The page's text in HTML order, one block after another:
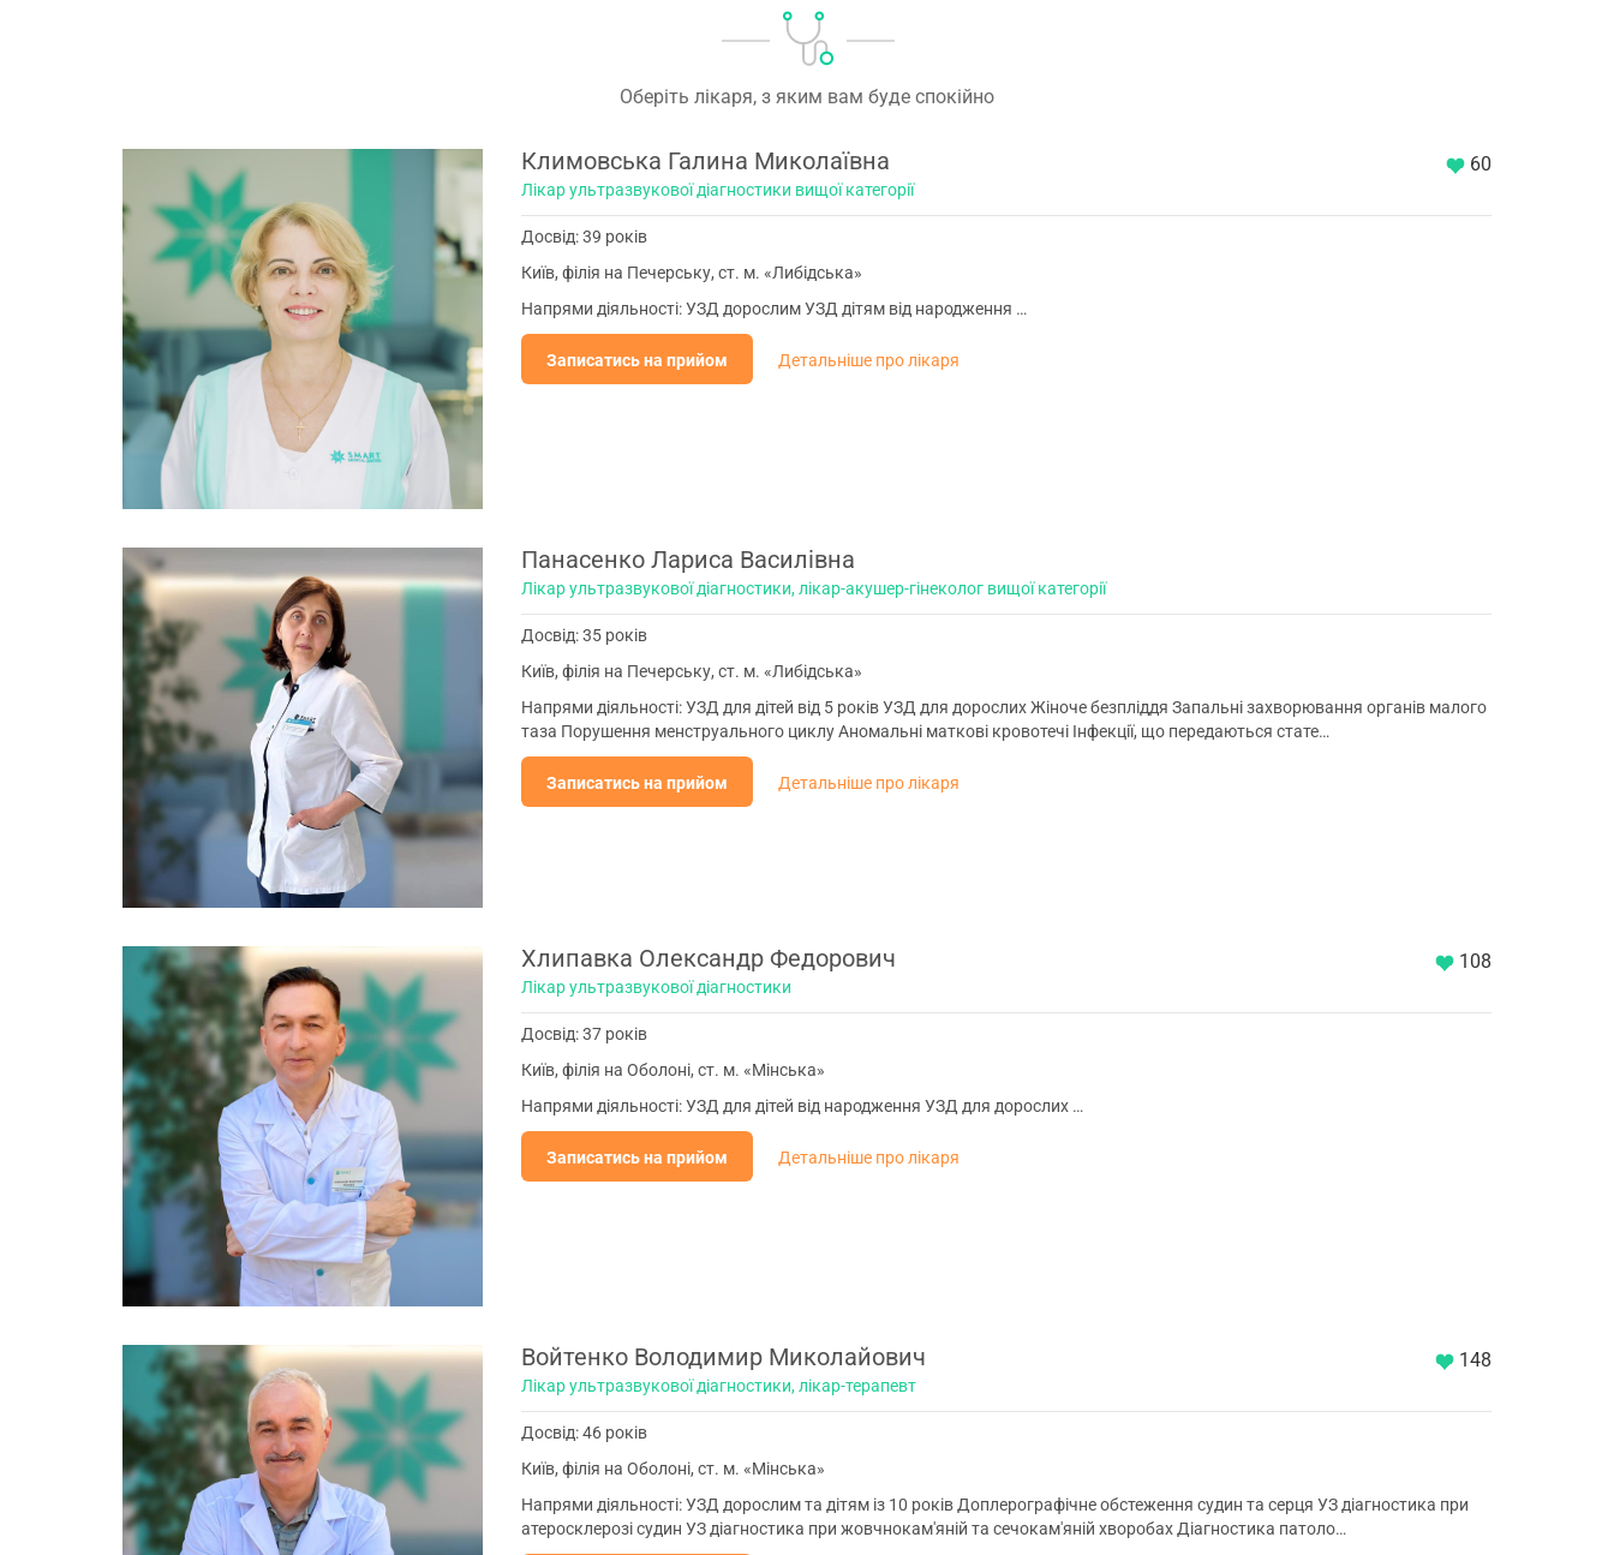
Оберіть лікаря, з яким вам буде спокійно
60
Климовська Галина Миколаївна
Лікар ультразвукової діагностики вищої категорії
Досвід: 39 років
Київ, філія на Печерську, ст. м. «Либідська»
Напрями діяльності: УЗД дорослим УЗД дітям від народження …
Записатись на прийом Детальніше про лікаря
Панасенко Лариса Василівна
Лікар ультразвукової діагностики, лікар-акушер-гінеколог вищої категорії
Досвід: 35 років
Київ, філія на Печерську, ст. м. «Либідська»
Напрями діяльності: УЗД для дітей від 5 років УЗД для дорослих Жіноче безпліддя Запальні захворювання органів малого
таза Порушення менструального циклу Аномальні маткові кровотечі Інфекції, що передаються стате…
Записатись на прийом Детальніше про лікаря
108
Хлипавка Олександр Федорович
Лікар ультразвукової діагностики
Досвід: 37 років
Київ, філія на Оболоні, ст. м. «Мінська»
Напрями діяльності: УЗД для дітей від народження УЗД для дорослих …
Записатись на прийом Детальніше про лікаря
148
Войтенко Володимир Миколайович
Лікар ультразвукової діагностики, лікар-терапевт
Досвід: 46 років
Київ, філія на Оболоні, ст. м. «Мінська»
Напрями діяльності: УЗД дорослим та дітям із 10 років Доплерографічне обстеження судин та серця УЗ діагностика при
атеросклерозі судин УЗ діагностика при жовчнокам'яній та сечокам'яній хворобах Діагностика патоло…